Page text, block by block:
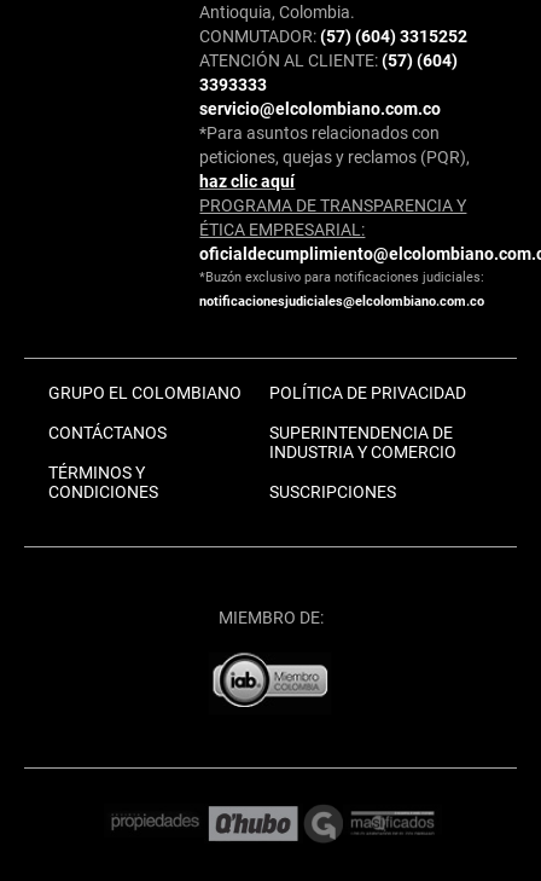
Antioquia, Colombia.
CONMUTADOR:(57) (604) 3315252
ATENCIÓN AL CLIENTE:(57) (604)
3393333
servicio@elcolombiano.com.co
*Para asuntos relacionados con
peticiones, quejas y reclamos (PQR),
haz clic aquí
PROGRAMA DE TRANSPARENCIA Y
ÉTICA EMPRESARIAL:
*Buzón exclusivo para notificaciones judiciales:
notificacionesjudiciales@elcolombiano.com.co
GRUPO EL COLOMBIANO
CONTÁCTANOS
TÉRMINOS Y
CONDICIONES
POLÍTICA DE PRIVACIDAD
SUPERINTENDENCIA DE
INDUSTRIA Y COMERCIO
SUSCRIPCIONES
MIEMBRO DE: